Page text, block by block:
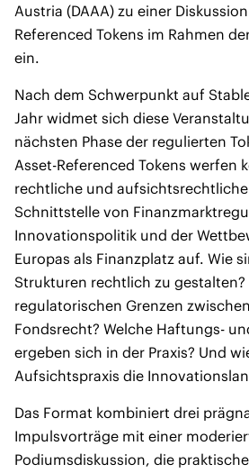
Austria (DAAA) zu einer
Referenced Tokens im Rahmen
ein.
Nach dem Schwerpunkt auf
Jahr widmet sich diese
nächsten Phase der regulierten
Asset-Referenced Tokens werfen
rechtliche und
Schnittstelle von
Innovationspolitik und der
Europas als Finanzplatz auf. Wie
Strukturen rechtlich zu
regulatorischen Grenzen
Fondsrecht? Welche Haftungs-
ergeben sich in der Praxis? Und
Aufsichtspraxis die
Das Format kombiniert drei
Impulsvorträge mit einer
Podiumsdiskussion, die